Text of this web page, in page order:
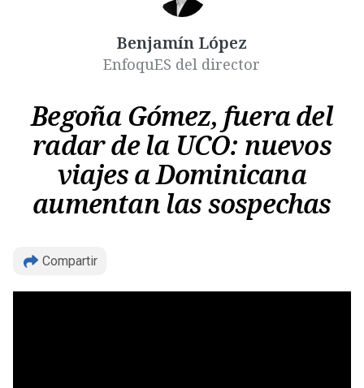
Benjamín López
EnfoquES del director
Begoña Gómez, fuera del
radar de la UCO: nuevos
viajes a Dominicana
aumentan las sospechas
Compartir